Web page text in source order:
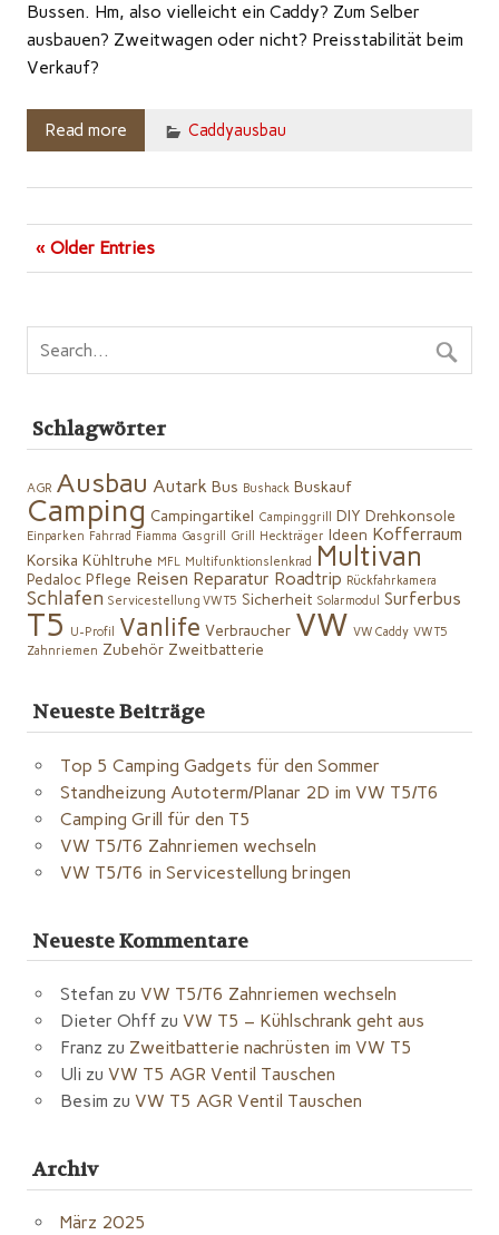
Bussen. Hm, also vielleicht ein Caddy? Zum Selber
ausbauen? Zweitwagen oder nicht? Preisstabilität beim
Verkauf?
Read more Caddyausbau
« Older Entries
Schlagwörter
AGR Ausbau Autark Bus Bushack Buskauf
Camping Campingartikel Campinggrill DIY Drehkonsole
Einparken Fahrrad Fiamma Gasgrill Grill Heckträger Ideen Kofferraum
Korsika Kühltruhe MFL Multifunktionslenkrad Multivan
Pedaloc Pflege Reisen Reparatur Roadtrip Rückfahrkamera
Schlafen Servicestellung VW T5 Sicherheit Solarmodul Surferbus
T5 U-Profil Vanlife Verbraucher VW VW Caddy VW T5
Zahnriemen Zubehör Zweitbatterie
Neueste Beiträge
Top 5 Camping Gadgets für den Sommer
Standheizung Autoterm/Planar 2D im VW T5/T6
Camping Grill für den T5
VW T5/T6 Zahnriemen wechseln
VW T5/T6 in Servicestellung bringen
Neueste Kommentare
Stefan zu VW T5/T6 Zahnriemen wechseln
Dieter Ohff zu VW T5 – Kühlschrank geht aus
Franz zu Zweitbatterie nachrüsten im VW T5
Uli zu VW T5 AGR Ventil Tauschen
Besim zu VW T5 AGR Ventil Tauschen
Archiv
März 2025